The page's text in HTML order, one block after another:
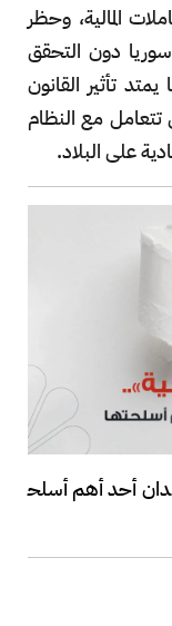
المالية، وحظر
سوريا دون التحقق
تأثير القانون
تتعامل مع النظام
على البلاد.
أحد أهم أسلح